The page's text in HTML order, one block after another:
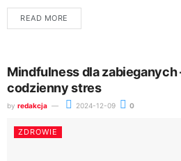
GABA. Zaburzenia równowagi
problemów ze...
READ MORE
Mindfulness dla zabieganych
codzienny stres
by redakcja 2024-12-09 0
ZDROWIE